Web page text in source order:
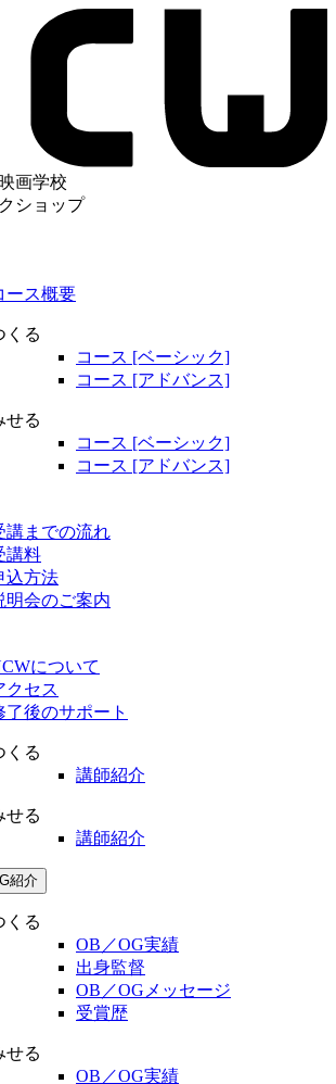
画学校
ショップ
ース概要
くる
コース [ベーシック]
コース [アドバンス]
せる
コース [ベーシック]
コース [アドバンス]
講までの流れ
講料
込方法
明会のご案内
について
クセス
了後のサポート
くる
講師紹介
せる
講師紹介
紹介
くる
OB／OG実績
出身監督
OB／OGメッセージ
受賞歴
せる
OB／OG実績